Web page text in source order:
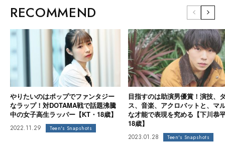
RECOMMEND
やりたいのはポップでファンタジー
なラップ！対DOTAMA戦で話題沸騰
中の女子高生ラッパー【KT・18歳】
2022.11.29 Teen's Snapshots
目指すのは助演男優賞！演技、
ス、音楽、アクロバットと、マ
な才能で表現を究める【下川恭
18歳】
2023.01.28 Teen's Snapshots